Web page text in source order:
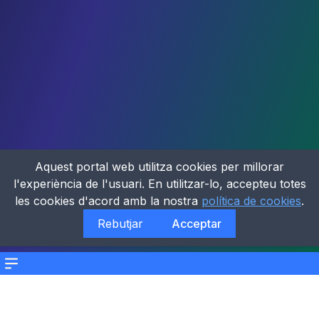
Menu
Aquest portal web utilitza cookies per millorar
l'experiència de l'usuari. En utilitzar-lo, accepteu totes
les cookies d'acord amb la nostra política de cookies.
Rebutjar
Acceptar